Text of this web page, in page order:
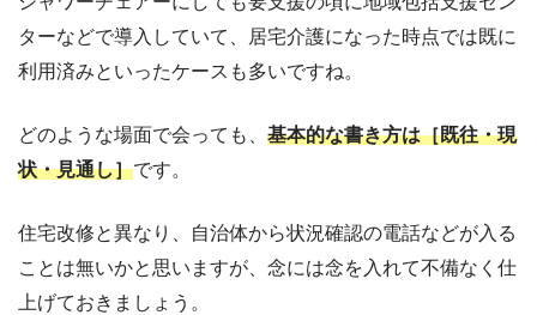
ターなどで導入していて、居宅介護になった時点では既に
利用済みといったケースも多いですね。
どのような場面で会っても、 基本的な書き方は［既往・現
状・見通し］です。
住宅改修と異なり、自治体から状況確認の電話などが入る
ことは無いかと思いますが、念には念を入れて不備なく仕
上げておきましょう。